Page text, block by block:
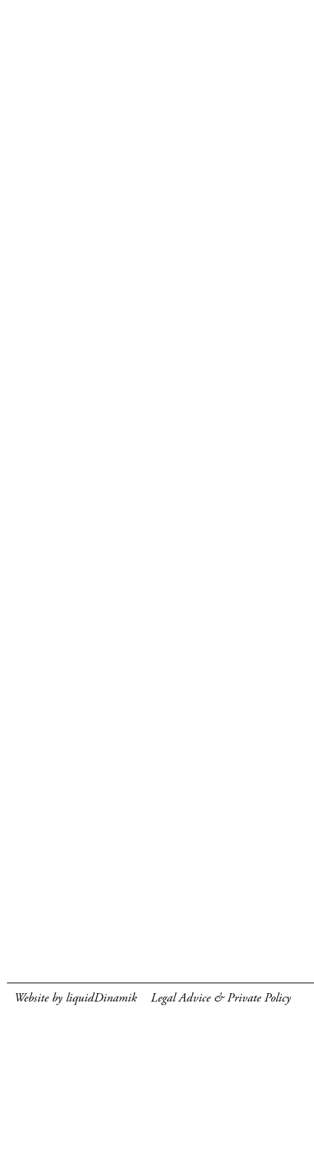
Website by liquidDinamik Legal Advice & Private Policy